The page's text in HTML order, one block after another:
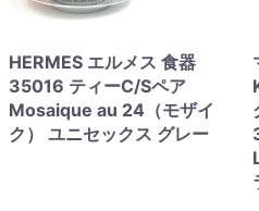
HERMES エルメス 食器
35016 ティーC/Sペア
Mosaique au 24（モザイ
ク） ユニセックス グレー